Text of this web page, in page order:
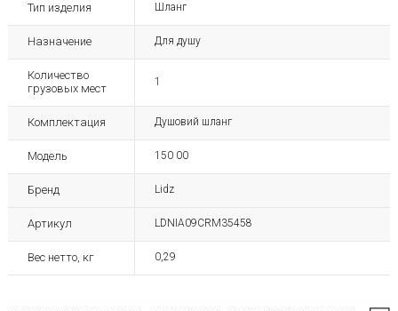
Тип изделия Шланг
Назначение Для душу
Количество
грузовых мест
1
Комплектация Душовий шланг
Модель 150 00
Бренд Lidz
Артикул LDNIA09CRM35458
Вес нетто, кг 0,29